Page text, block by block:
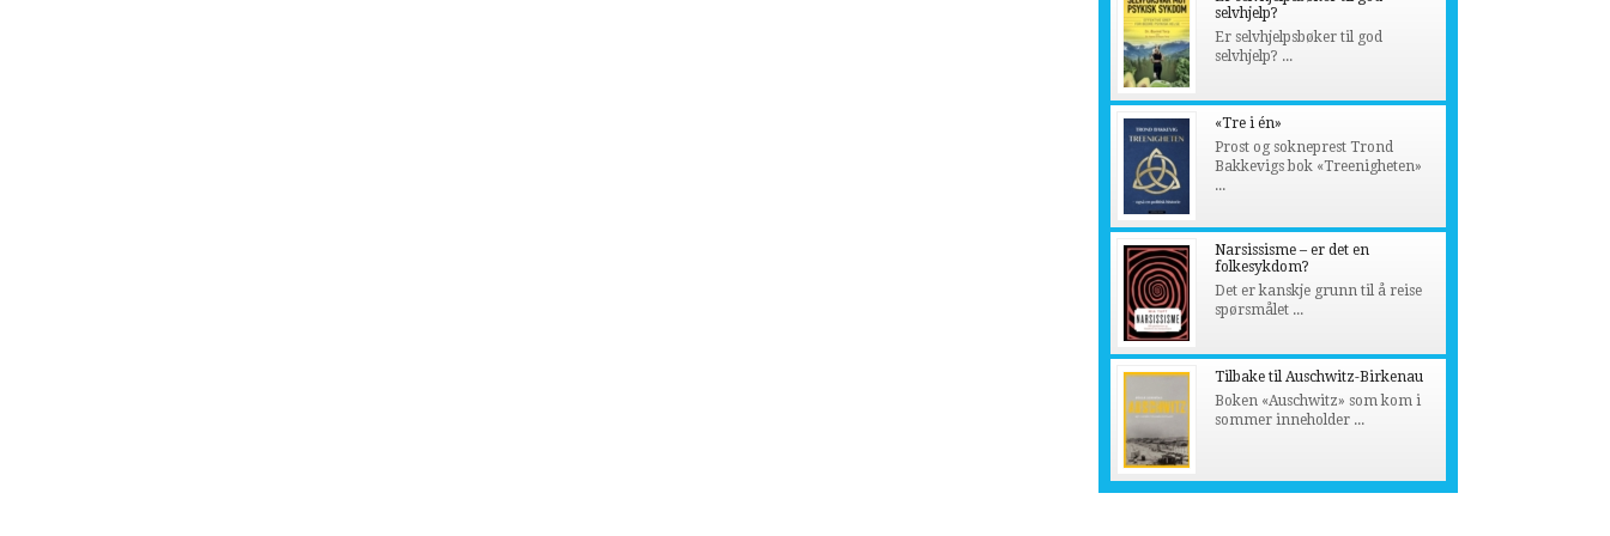
selvhjelp?
Er selvhjelpsbøker til god
selvhjelp? ...
«Tre i én»
Prost og sokneprest Trond
Bakkevigs bok «Treenigheten»
...
Narsissisme – er det en
folkesykdom?
Det er kanskje grunn til å reise
spørsmålet ...
Tilbake til Auschwitz-Birkenau
Boken «Auschwitz» som kom i
sommer inneholder ...